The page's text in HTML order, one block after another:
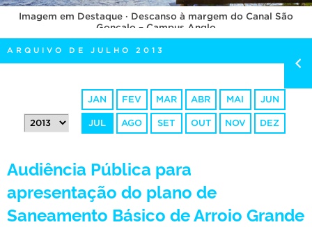
OUVIDORIA
PORTARIAS
TELEFONES
Imagem em Destaque · Descanso à margem do Canal São
Gonçalo – Campus Anglo
ARQUIVO DE JULHO 2013
JAN FEV MAR ABR MAI JUN
JUL AGO SET OUT NOV DEZ
Audiência Pública para
apresentação do plano de
Saneamento Básico de Arroio Grande